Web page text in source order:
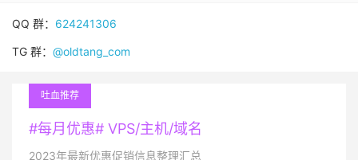
QQ 群： 624241306
TG 群： @oldtang_com
吐血推荐
#每月优惠# VPS/主机/域名
2023年最新优惠促销信息整理汇总